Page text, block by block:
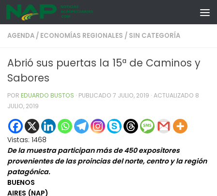
Skip to content
AGENDA / ECONOMÍAS REGIONALES / SIN CATEGORÍA
Abrió sus puertas la 15ª de Caminos y
Sabores
POR EDUARDO BUSTOS · PUBLICADO 7 JULIO, 2019 · ACTUALIZADO 8
JULIO, 2019
Vistas: 1468
De la muestra participan más de 450 expositores
provenientes de las proincias del norte, centro y la región
patagónica.
BUENOS
AIRES (NAP)